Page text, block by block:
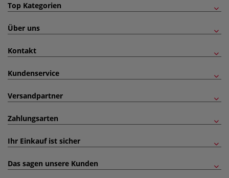
Top Kategorien
Über uns
Kontakt
Kundenservice
Versandpartner
Zahlungsarten
Ihr Einkauf ist sicher
Das sagen unsere Kunden